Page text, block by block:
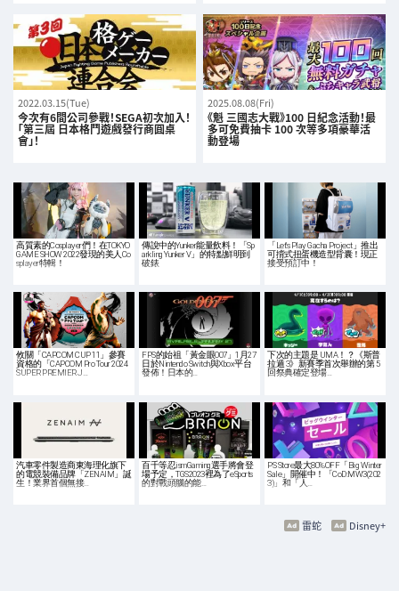
2022.03.15(Tue)
今次有6間公司參戰！SEGA初次加入！
「第三屆 日本格鬥遊戲發行商圓桌
會」！
2025.08.08(Fri)
《魁 三國志大戰》100 日紀念活動！最
多可免費抽卡 100 次等多項豪華活
動登場
高質素的Cosplayer們！在TOKYO
GAME SHOW 2022發現的美人Co
splayer特輯！
傳說中的Yunker能量飲料！「Sp
arkling Yunker V」的特點鮮明到
破錶
「Let's Play Gacha Project」推出
可揹式扭蛋機造型背囊！現正
接受預訂中！
攸關「CAPCOM CUP 11」參賽
資格的「CAPCOM Pro Tour 2024
SUPER PREMIER J…
FPS的始祖「黃金眼007」1月27
日於Nintendo Switch與Xbox平台
發佈！日本的…
下次的主題是 UMA！？《斯普
拉遁 3》新賽季首次舉辦的第 5
回祭典確定登場…
汽車零件製造商東海理化旗下
的電競裝備品牌「ZENAIM」誕
生！業界首個無接…
百千等忍ismGaming選手將會登
場予定，TGS2023裡為了eSports
的對戰頭腦的能…
PS Store最大80%OFF「Big Winter
Sale」開催中！「CoD:MW3(202
3)」和「人…
Disney+
雷蛇